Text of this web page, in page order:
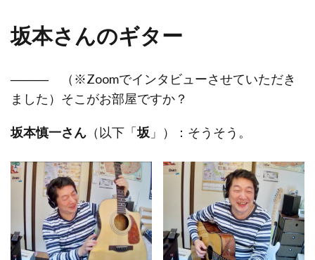
坂本さんのギター
―――（※Zoomでインタビューさせていただき
ました）そこがお部屋ですか？
坂本慎一さん （以下「坂 」）：そうそう。